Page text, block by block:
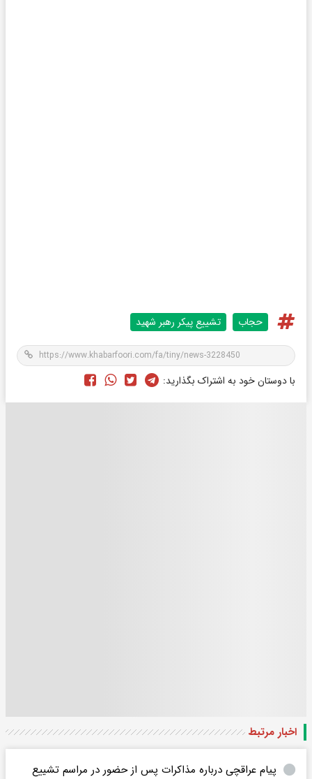
حجاب تشییع پیکر رهبر شهید
با دوستان خود به اشتراک بگذارید:
اخبار مرتبط
پیام عراقچی درباره مذاکرات پس از حضور در مراسم تشییع